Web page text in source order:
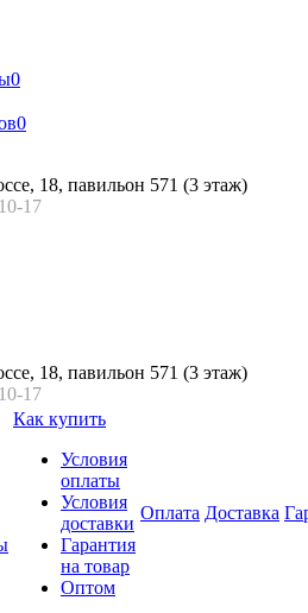
0
0
18, павильон 571 (3 этаж)
17
18, павильон 571 (3 этаж)
17
Как купить
Условия
оплаты
Условия
доставки
Гарантия
на товар
Оптом
Оплата Доставка